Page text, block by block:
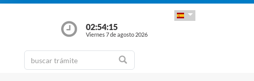
02:54:15
Viernes 7 de agosto 2026